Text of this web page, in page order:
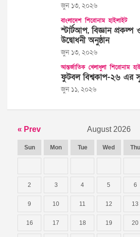
জুন ১৩, ২০২৬
বাংলাদেশ শিরোনাম হাইলাইট
স্টার্টআপ, বিজ্ঞান
উদ্বোধনী অনুষ্ঠান
জুন ১৩, ২০২৬
আন্তর্জাতিক খেলাধুলা শিরোনাম
ফুটবল বিশ্বকাপ-২৬ এর
জুন ১১, ২০২৬
« Prev August 2026
Sun Mon Tue Wed Thu
2 3 4 5 6
9 10 11 12 13
16 17 18 19 20